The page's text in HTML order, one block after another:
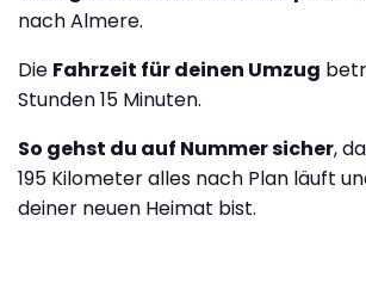
nach Almere.
Die Fahrzeit für deinen Umzug
Stunden 15 Minuten.
So gehst du auf Nummer sicher,
195 Kilometer alles nach Plan läuft
deiner neuen Heimat bist.